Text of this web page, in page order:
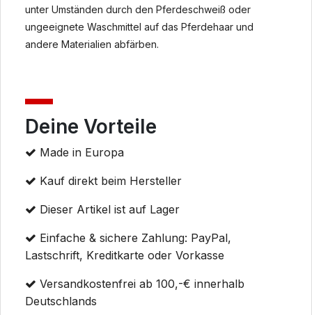
unter Umständen durch den Pferdeschweiß oder
ungeeignete Waschmittel auf das Pferdehaar und
andere Materialien abfärben.
Deine Vorteile
Made in Europa
Kauf direkt beim Hersteller
Dieser Artikel ist auf Lager
Einfache & sichere Zahlung: PayPal,
Lastschrift, Kreditkarte oder Vorkasse
Versandkostenfrei ab 100,-€ innerhalb
Deutschlands